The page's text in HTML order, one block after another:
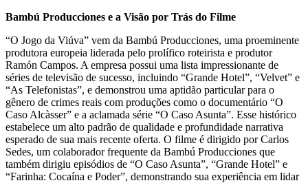
Bambú Producciones e a Visão por Trás do Filme
“O Jogo da Viúva” vem da Bambú Producciones, uma proeminente
produtora europeia liderada pelo prolífico roteirista e produtor
Ramón Campos. A empresa possui uma lista impressionante de
séries de televisão de sucesso, incluindo “Grande Hotel”, “Velvet” e
“As Telefonistas”, e demonstrou uma aptidão particular para o
gênero de crimes reais com produções como o documentário “O
Caso Alcàsser” e a aclamada série “O Caso Asunta”. Esse histórico
estabelece um alto padrão de qualidade e profundidade narrativa
esperado de sua mais recente oferta. O filme é dirigido por Carlos
Sedes, um colaborador frequente da Bambú Producciones que
também dirigiu episódios de “O Caso Asunta”, “Grande Hotel” e
“Farinha: Cocaína e Poder”, demonstrando sua experiência em lidar